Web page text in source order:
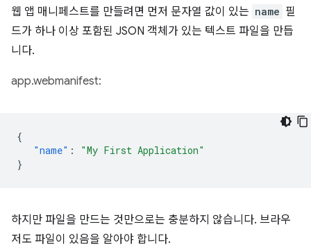
웹 앱 매니페스트를 만들려면 먼저 문자열 값이 있는 name 필
드가 하나 이상 포함된 JSON 객체가 있는 텍스트 파일을 만듭
니다.
app.webmanifest:
{
"name" :
"My First Application"
}
하지만 파일을 만드는 것만으로는 충분하지 않습니다. 브라우
저도 파일이 있음을 알아야 합니다.